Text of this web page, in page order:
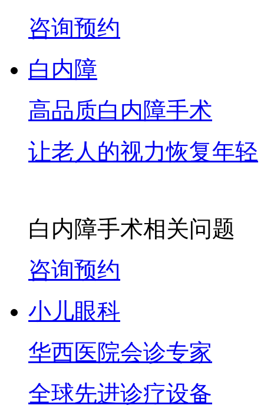
咨询预约
白内障
高品质白内障手术
让老人的视力恢复年轻
白内障手术相关问题
咨询预约
小儿眼科
华西医院会诊专家
全球先进诊疗设备